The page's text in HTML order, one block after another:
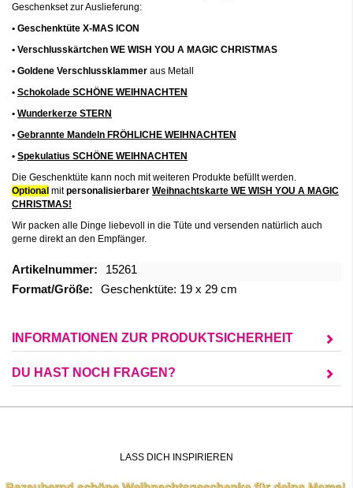
Geschenkset zur Auslieferung:
• Geschenktüte X-MAS ICON
• Verschlusskärtchen WE WISH YOU A MAGIC CHRISTMAS
• Goldene Verschlussklammer aus Metall
• Schokolade SCHÖNE WEIHNACHTEN
• Wunderkerze STERN
• Gebrannte Mandeln FRÖHLICHE WEIHNACHTEN
• Spekulatius SCHÖNE WEIHNACHTEN
Die Geschenktüte kann noch mit weiteren Produkte befüllt werden.
Optional mitpersonalisierbarer Weihnachtskarte WE WISH YOU A MAGIC
CHRISTMAS!
Wir packen alle Dinge liebevoll in die Tüte und versenden natürlich auch
gerne direkt an den Empfänger.
Mehr
Informationen
15261
Geschenktüte: 19 x 29 cm
INFORMATIONEN ZUR PRODUKTSICHERHEIT
DU HAST NOCH FRAGEN?
LASS DICH INSPIRIEREN